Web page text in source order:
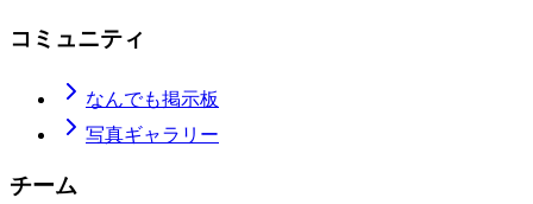
コミュニティ
なんでも掲示板
写真ギャラリー
チーム